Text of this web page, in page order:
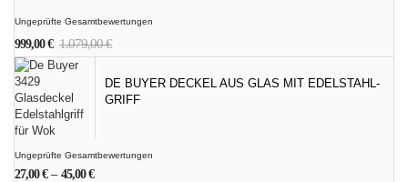
Ungeprüfte Gesamtbewertungen
1.079,00€Ursprünglicher
Preis
1.079,00 €
999,00€
Aktueller
Preis
999,00 €.
DE BUYER DECKEL AUS GLAS MIT EDELSTAHL-
GRIFF
Ungeprüfte Gesamtbewertungen
27,00€– 45,00€